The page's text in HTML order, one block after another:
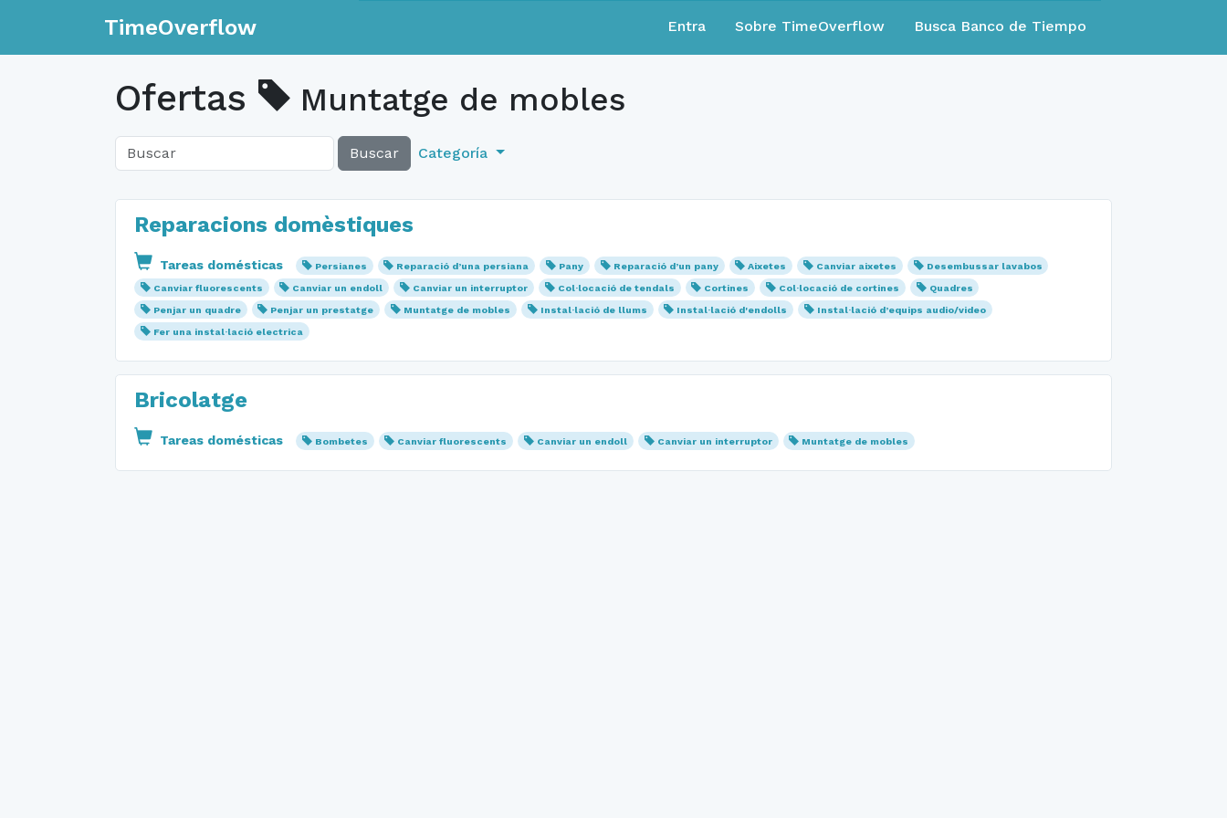
TimeOverflow Entra Sobre TimeOverflow Busca Banco de Tiempo
Ofertas Muntatge de mobles
Buscar Categoría
Reparacions domèstiques
Tareas domésticas Persianes Reparació d’una persiana Pany Reparació d’un pany Aixetes Canviar aixetes
Desembussar lavabos
Canviar fluorescents
Canviar un endoll Canviar un interruptor Col·locació de tendals Cortines Col·locació de cortines
Quadres
Penjar un quadre
Penjar un prestatge Muntatge de mobles Instal·lació de llums Instal·lació d'endolls
Instal·lació d’equips audio/video
Fer una instal·lació electrica
Bricolatge
Tareas domésticas Bombetes Canviar fluorescents Canviar un endoll Canviar un interruptor Muntatge de mobles